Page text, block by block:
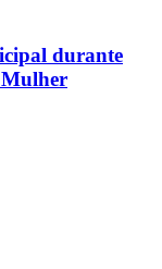
durante
Mulher